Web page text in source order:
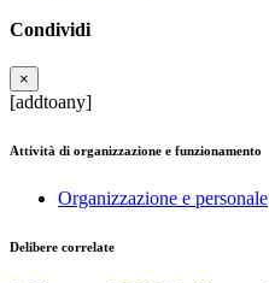
Condividi
×
[addtoany]
Attività di organizzazione e funzionamento
Organizzazione e personale
Delibere correlate